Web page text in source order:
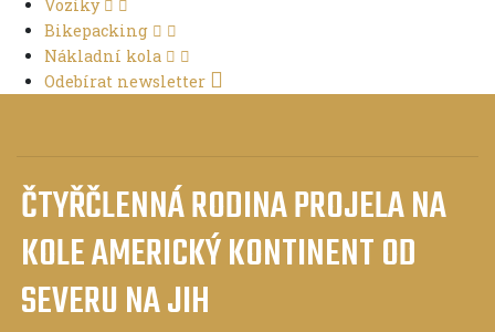
Vozíky
Bikepacking
Nákladní kola
Odebírat newsletter
ČTYŘČLENNÁ RODINA PROJELA NA
KOLE AMERICKÝ KONTINENT OD
SEVERU NA JIH